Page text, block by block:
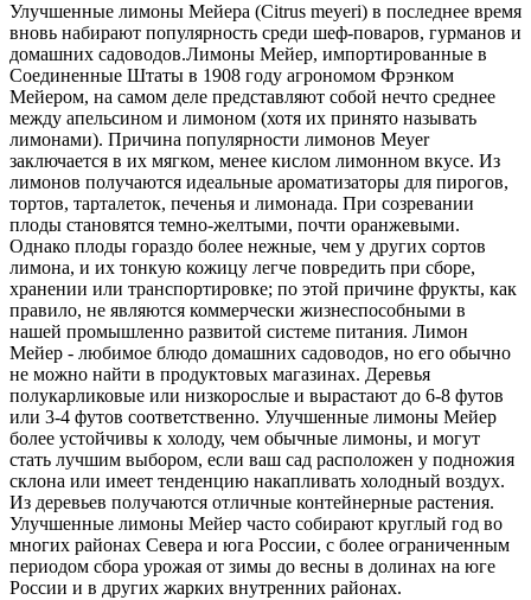
Улучшенные лимоны Мейера (Citrus meyeri) в последнее время
вновь набирают популярность среди шеф-поваров, гурманов и
домашних садоводов.Лимоны Мейер, импортированные в
Соединенные Штаты в 1908 году агрономом Фрэнком
Мейером, на самом деле представляют собой нечто среднее
между апельсином и лимоном (хотя их принято называть
лимонами). Причина популярности лимонов Meyer
заключается в их мягком, менее кислом лимонном вкусе. Из
лимонов получаются идеальные ароматизаторы для пирогов,
тортов, тарталеток, печенья и лимонада. При созревании
плоды становятся темно-желтыми, почти оранжевыми.
Однако плоды гораздо более нежные, чем у других сортов
лимона, и их тонкую кожицу легче повредить при сборе,
хранении или транспортировке; по этой причине фрукты, как
правило, не являются коммерчески жизнеспособными в
нашей промышленно развитой системе питания. Лимон
Мейер - любимое блюдо домашних садоводов, но его обычно
не можно найти в продуктовых магазинах. Деревья
полукарликовые или низкорослые и вырастают до 6-8 футов
или 3-4 футов соответственно. Улучшенные лимоны Мейер
более устойчивы к холоду, чем обычные лимоны, и могут
стать лучшим выбором, если ваш сад расположен у подножия
склона или имеет тенденцию накапливать холодный воздух.
Из деревьев получаются отличные контейнерные растения.
Улучшенные лимоны Мейер часто собирают круглый год во
многих районах Севера и юга России, с более ограниченным
периодом сбора урожая от зимы до весны в долинах на юге
России и в других жарких внутренних районах.